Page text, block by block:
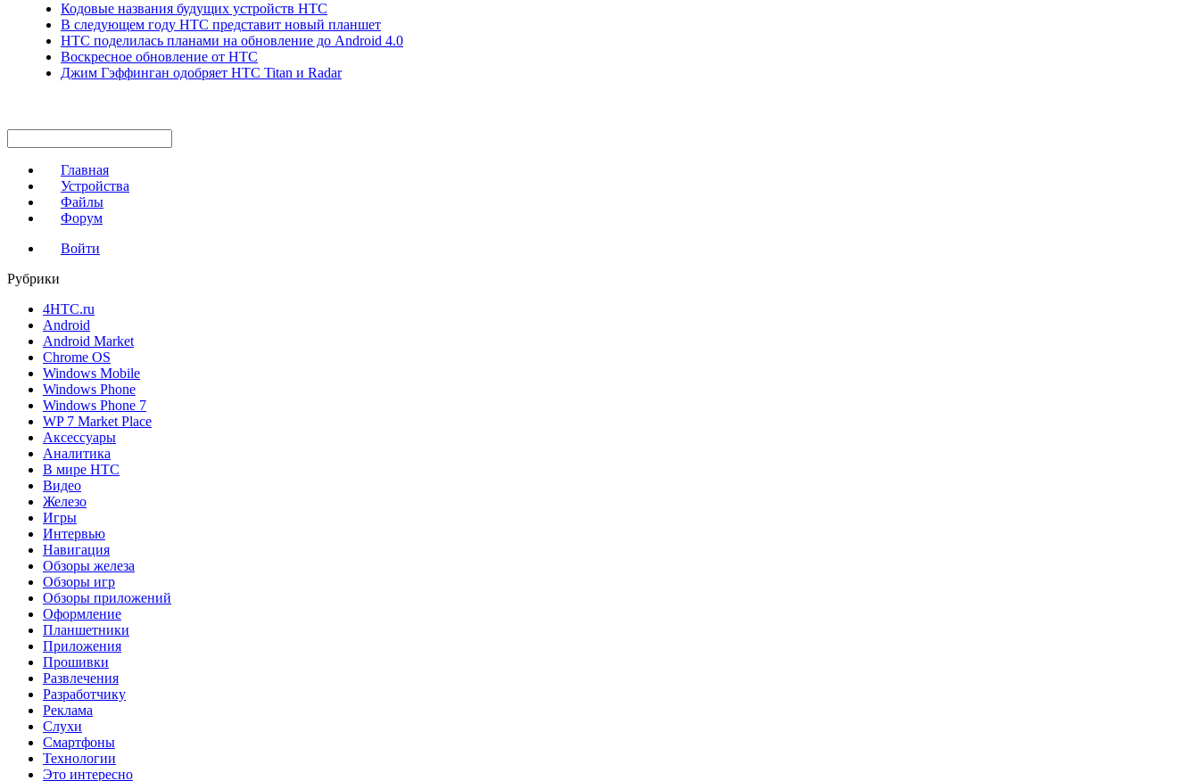
Кодовые названия будущих устройств HTC
В следующем году HTC представит новый планшет
HTC поделилась планами на обновление до Android 4.0
Воскресное обновление от HTC
Джим Гэффинган одобряет HTC Titan и Radar
Главная
Устройства
Файлы
Форум
Войти
Рубрики
4HTC.ru
Android
Android Market
Chrome OS
Windows Mobile
Windows Phone
Windows Phone 7
WP 7 Market Place
Аксессуары
Аналитика
В мире HTC
Видео
Железо
Игры
Интервью
Навигация
Обзоры железа
Обзоры игр
Обзоры приложений
Оформление
Планшетники
Приложения
Прошивки
Развлечения
Разработчику
Реклама
Слухи
Смартфоны
Технологии
Это интересно